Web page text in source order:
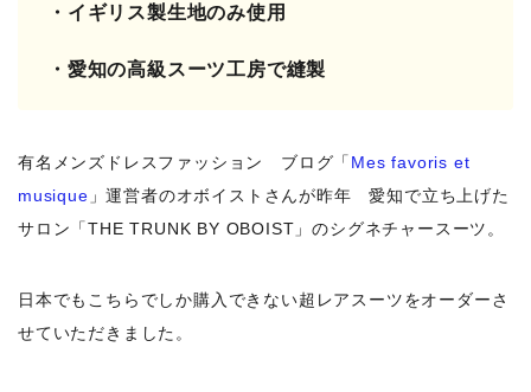
・イギリス製生地のみ使用
・愛知の高級スーツ工房で縫製
有名メンズドレスファッション ブログ「 Mes favoris et
musique 」運営者のオボイストさんが昨年 愛知で立ち上げた
サロン「THE TRUNK BY OBOIST」のシグネチャースーツ。
日本でもこちらでしか購入できない超レアスーツをオーダーさ
せていただきました。